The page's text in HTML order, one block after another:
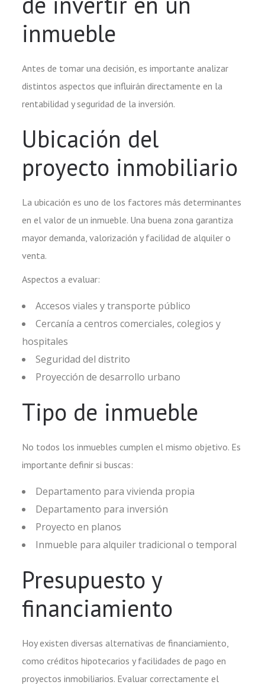
inmueble
Antes de tomar una decisión, es importante analizar
distintos aspectos que influirán directamente en la
rentabilidad y seguridad de la inversión.
Ubicación del
proyecto inmobiliario
La ubicación es uno de los factores más determinantes
en el valor de un inmueble. Una buena zona garantiza
mayor demanda, valorización y facilidad de alquiler o
venta.
Aspectos a evaluar:
Accesos viales y transporte público
Cercanía a centros comerciales, colegios y
hospitales
Seguridad del distrito
Proyección de desarrollo urbano
Tipo de inmueble
No todos los inmuebles cumplen el mismo objetivo. Es
importante definir si buscas:
Departamento para vivienda propia
Departamento para inversión
Proyecto en planos
Inmueble para alquiler tradicional o temporal
Presupuesto y
financiamiento
Hoy existen diversas alternativas de financiamiento,
como créditos hipotecarios y facilidades de pago en
proyectos inmobiliarios. Evaluar correctamente el